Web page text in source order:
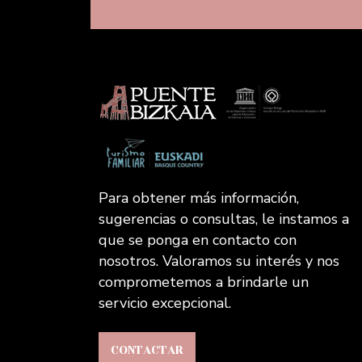
Para obtener más información,
sugerencias o consultas, le instamos a
que se ponga en contacto con
nosotros. Valoramos su interés y nos
comprometemos a brindarle un
servicio excepcional.
CONTACTAR